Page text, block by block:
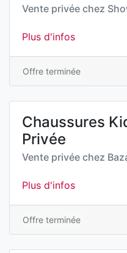
Vente privée chez
Plus d'infos
Offre terminée
Chaussures
Privée
Vente privée chez
Plus d'infos
Offre terminée